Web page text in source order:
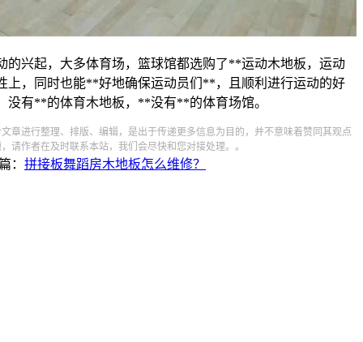
的兴起，大多体育场，篮球馆都选购了**运动木地板，运动
上，同时也能**好地确保运动员们**，且顺利进行运动的好
有**的体育木地板，**没有**的体育场馆。
章进行整理、排版、编辑，是出于传递更多信息为目的，并不意味着赞同其观点
请作者在及时联系本站，我们会尽快和您对接处理。。
： 拼接板舞蹈房木地板怎么维修？